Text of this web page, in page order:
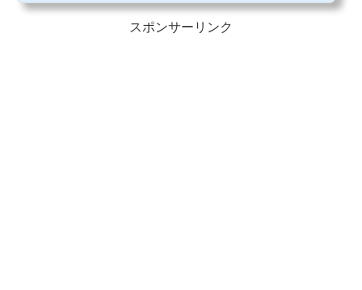
ティビューバスで、鹿児島中央駅の次のバス停です。レン...
スポンサーリンク